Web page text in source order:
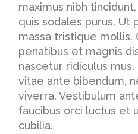
maximus nibh
quis sodales purus. Ut
massa tristique mollis.
penatibus et magnis
nascetur ridiculus
vitae ante bibendum,
viverra. Vestibulum
faucibus orci luctus et
cubilia.